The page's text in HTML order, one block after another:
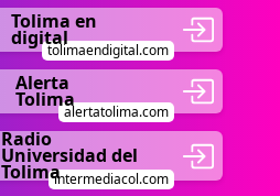
Tolima en
digital
tolimaendigital.com
Alerta
Tolima
alertatolima.com
Radio
Universidad del
Tolimaintermediacol.com